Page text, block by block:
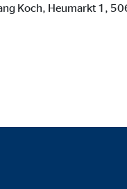
Koch, Heumarkt 1,